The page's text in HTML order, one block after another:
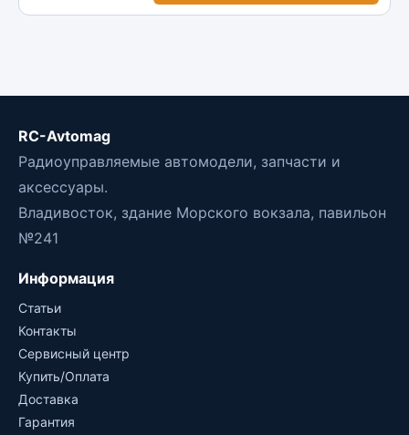
RC-Avtomag
Радиоуправляемые автомодели, запчасти и
аксессуары.
Владивосток, здание Морского вокзала, павильон
№241
Информация
Статьи
Контакты
Сервисный центр
Купить/Оплата
Доставка
Гарантия